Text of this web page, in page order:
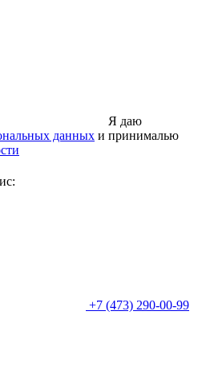
Я даю
данных и принималью
+7 (473) 290-00-99